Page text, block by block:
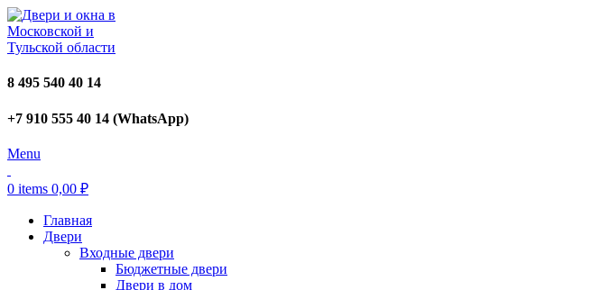
8 495 540 40 14
+7 910 555 40 14 (WhatsApp)
Menu
0 items 0,00 ₽
Главная
Двери
Входные двери
Бюджетные двери
Двери в дом